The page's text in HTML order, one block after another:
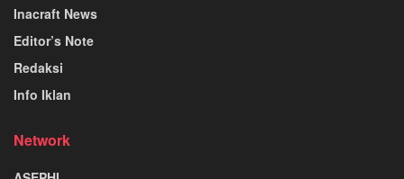
Inacraft News
Editor’s Note
Redaksi
Info Iklan
Network